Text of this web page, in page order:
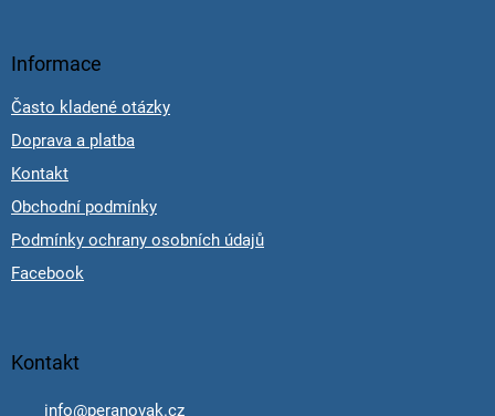
Informace
Často kladené otázky
Doprava a platba
Kontakt
Obchodní podmínky
Podmínky ochrany osobních údajů
Facebook
Kontakt
info@peranovak.cz